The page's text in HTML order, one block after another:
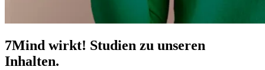
7Mind wirkt! Studien zu unseren
Inhalten.